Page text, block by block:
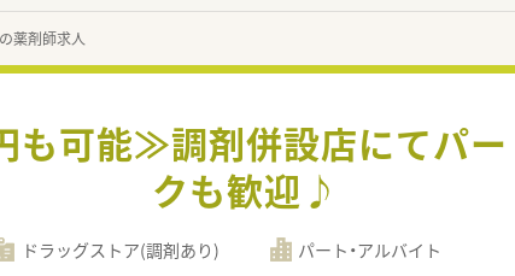
薬剤師求人
も可能≫調剤併設店にてパー
クも歓迎♪
ドラッグストア(調剤あり) パート・アルバイト